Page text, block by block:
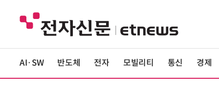
AI·SW 반도체 전자 모빌리티 통신 경제